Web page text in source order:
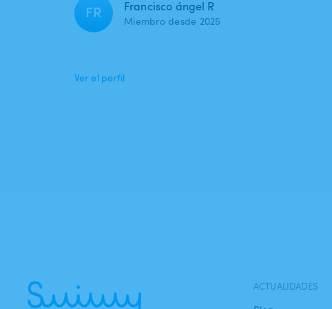
FR Francisco ángel R
Miembro desde 2025
Ver el perfil
ACTUALIDADES